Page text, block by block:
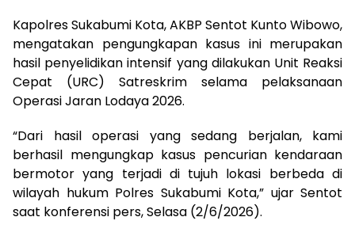
Kapolres Sukabumi Kota, AKBP Sentot Kunto Wibowo,
mengatakan pengungkapan kasus ini merupakan
hasil penyelidikan intensif yang dilakukan Unit Reaksi
Cepat (URC) Satreskrim selama pelaksanaan
Operasi Jaran Lodaya 2026.
“Dari hasil operasi yang sedang berjalan, kami
berhasil mengungkap kasus pencurian kendaraan
bermotor yang terjadi di tujuh lokasi berbeda di
wilayah hukum Polres Sukabumi Kota,” ujar Sentot
saat konferensi pers, Selasa (2/6/2026).